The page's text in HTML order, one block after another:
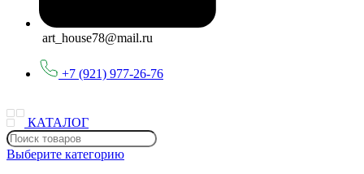
art_house78@mail.ru
+7 (921) 977-26-76
КАТАЛОГ
Выберите категорию